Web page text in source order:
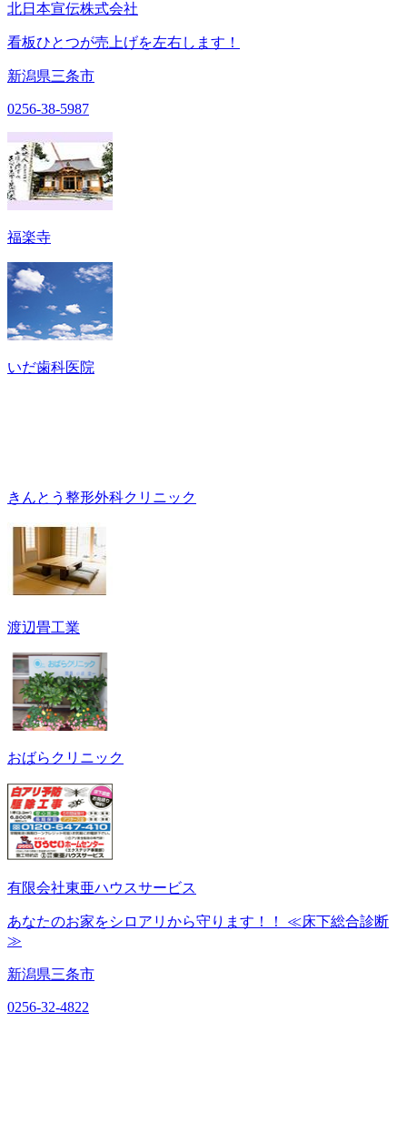
北日本宣伝株式会社
看板ひとつが売上げを左右します！
新潟県三条市
0256-38-5987
福楽寺
いだ歯科医院
きんとう整形外科クリニック
渡辺畳工業
おばらクリニック
有限会社東亜ハウスサービス
あなたのお家をシロアリから守ります！！ ≪床下総合診断
≫
新潟県三条市
0256-32-4822